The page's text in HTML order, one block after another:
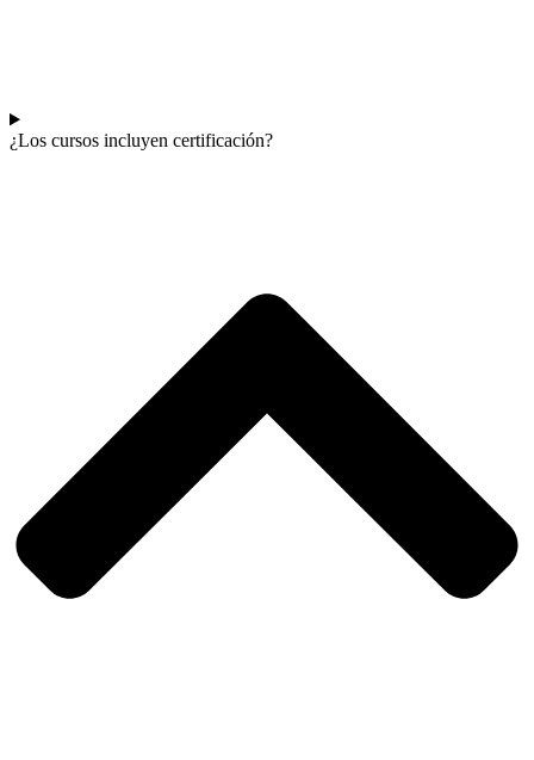
¿Los cursos incluyen certificación?